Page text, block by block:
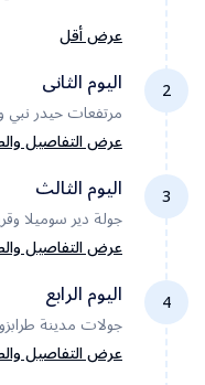
عرض أقل
2 اليوم الثانى
مرتفعات حيدر نبي
نبدأ يومنا صباحاً
إلى بحيرة سيرا التي
مثالياً للاسترخاء،
طرابزون.
عرض التفاصيل
3 اليوم الثالث
جولة دير سوميلا
نبدأ جولتنا بزيارة
منحدر جبلي شاهق.
عرض التفاصيل
4 اليوم الرابع
جولات مدينة
عرض التفاصيل